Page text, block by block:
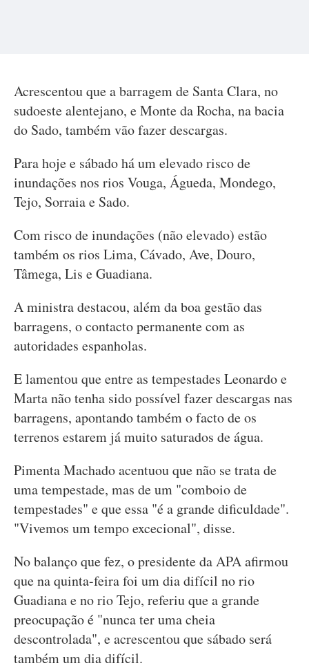
Acrescentou que a barragem de Santa Clara, no
sudoeste alentejano, e Monte da Rocha, na bacia
do Sado, também vão fazer descargas.
Para hoje e sábado há um elevado risco de
inundações nos rios Vouga, Águeda, Mondego,
Tejo, Sorraia e Sado.
Com risco de inundações (não elevado) estão
também os rios Lima, Cávado, Ave, Douro,
Tâmega, Lis e Guadiana.
A ministra destacou, além da boa gestão das
barragens, o contacto permanente com as
autoridades espanholas.
E lamentou que entre as tempestades Leonardo e
Marta não tenha sido possível fazer descargas nas
barragens, apontando também o facto de os
terrenos estarem já muito saturados de água.
Pimenta Machado acentuou que não se trata de
uma tempestade, mas de um "comboio de
tempestades" e que essa "é a grande dificuldade".
"Vivemos um tempo excecional", disse.
No balanço que fez, o presidente da APA afirmou
que na quinta-feira foi um dia difícil no rio
Guadiana e no rio Tejo, referiu que a grande
preocupação é "nunca ter uma cheia
descontrolada", e acrescentou que sábado será
também um dia difícil.